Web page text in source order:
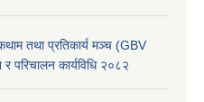
तथा प्रतिकार्य मञ्च (GBV
परिचालन कार्यविधि २०८२